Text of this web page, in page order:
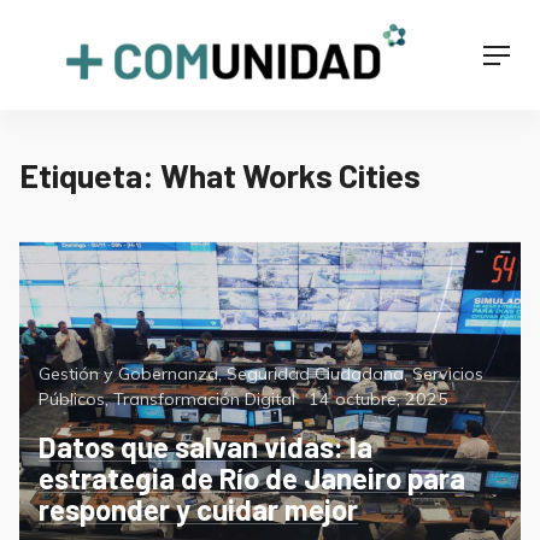
+COMUNIDAD
Etiqueta: What Works Cities
Categorías
Gestión y Gobernanza,Seguridad Ciudadana,Servicios
Públicos,Transformación Digital Posted
on
14 octubre, 2025
Datos que salvan vidas: la
estrategia de Río de Janeiro para
responder y cuidar mejor